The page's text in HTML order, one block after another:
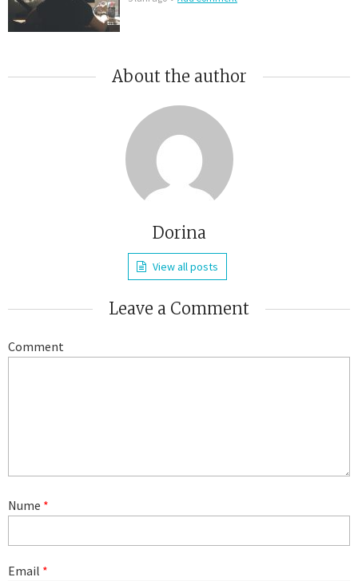
About the author
Dorina
View all posts
Leave a Comment
Comment
Nume *
Email *